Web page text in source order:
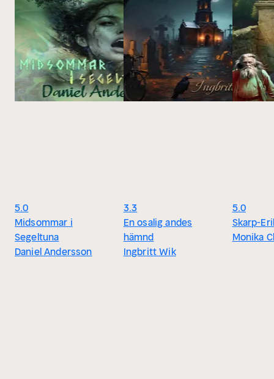
5.0
Midsommar i
Segeltuna
Daniel Andersson
3.3
En osalig andes
hämnd
Ingbritt Wik
5.0
Skarp-
Monika